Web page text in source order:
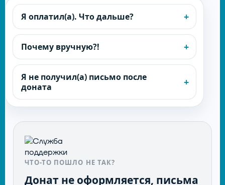
Я оплатил(а). Что дальше?
Почему вручную?!
Я не получил(а) письмо после
доната
ЧТО-ТО ПОШЛО НЕ ТАК?
Донат не оформляется, письма